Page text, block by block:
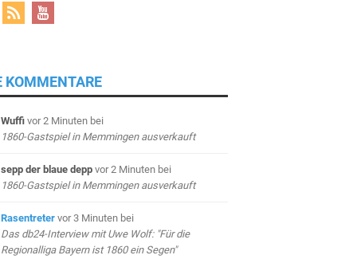
KOMMENTARE
Wuffi vor 2 Minuten bei
1860-Gastspiel in Memmingen ausverkauft
sepp der blaue depp vor 2 Minuten bei
1860-Gastspiel in Memmingen ausverkauft
Rasentreter vor 3 Minuten bei
Das db24-Interview mit Uwe Wolf: "Für die
Regionalliga Bayern ist 1860 ein Segen"